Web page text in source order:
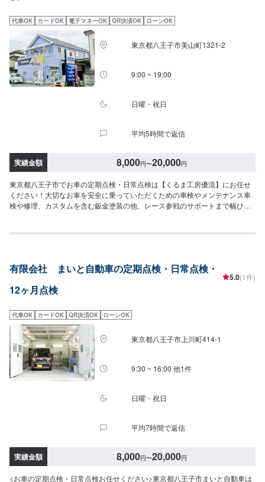
合でも、品質保証付きの整備メニューでアフターフォローもしっかりと対応
します。お客様の安心で安全なカーライフに寄り添います。<代車について>
無料の代車をご用意しています。お車の作業中は代車をご利用ください。※代
車の燃料代はお客様にご負担いただいております。※内容などにより貸し出し
出来かねる場合もございます。
代車OK カードOK 電子マネーOK QR決済OK ローンOK
東京都八王子市美山町1321-2
9:00 ~ 19:00
日曜・祝日
平均5時間で返信
実績金額 8,000円〜20,000円
東京都八王子市でお車の定期点検・日常点検は【くるま工房優流】にお任せ
ください！大切なお車を安全に乗っていただくための車検やメンテナンス車
検や修理、カスタムを含む鈑金塗装の他、レース参戦のサポートまで幅ひろ
たいと考えています。ドライブ中の不具合やなんだかおかしい気がする…な
の行き届いたスタッフと最新の環境で、ご相談窓口から実際の作業、納車に
至るまでを一人の職人が担当しています。それはお客様との信頼を築くため
でもあり、納車までの期間を短縮するためでもあります。専門性の高さやス
ロセスが優流のトータルサービスです。【1】オファーにてお問い合わせ
【2】ご来店・入庫・お見積り【3】お見積りにご納得いただければ作業開始
【4】仕上がり次第納車【代車について】代車をご用意しています。お車の作
業中は代車をご利用ください。※代車の燃料代はお客様にご負担いただいてお
ります。【定休日・営業時間】定休日：日曜・祝日営業時間：9:00~19:00
有限会社 まいと自動車の定期点検・日常点検・
12ヶ月点検
5.0(1件)
代車OK カードOK QR決済OK ローンOK
東京都八王子市上川町414-1
9:30 ~ 16:00 他1件
日曜・祝日
平均7時間で返信
実績金額 8,000円〜20,000円
<お車の定期点検・日常点検お任せください>東京都八王子市まいと自動車は